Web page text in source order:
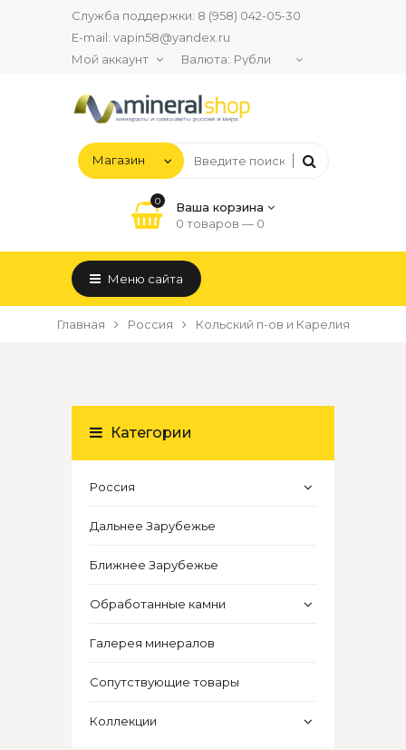
Служба поддержки: 8 (958) 042-05-30
E-mail: vapin58@yandex.ru
Мой аккаунт
Валюта:
0
Ваша корзина
0 товаров — 0
Меню сайта
Главная Россия Кольский п-ов и Карелия
Категории
Россия
Дальнее Зарубежье
Ближнее Зарубежье
Обработанные камни
Галерея минералов
Сопутствующие товары
Коллекции